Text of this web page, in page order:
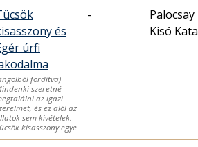
és
úrfi
fordítva)
szeretné
az igazi
és ez alól az
sem kivételek.
kisasszony egye
-
Palocsay
Kisó Kata